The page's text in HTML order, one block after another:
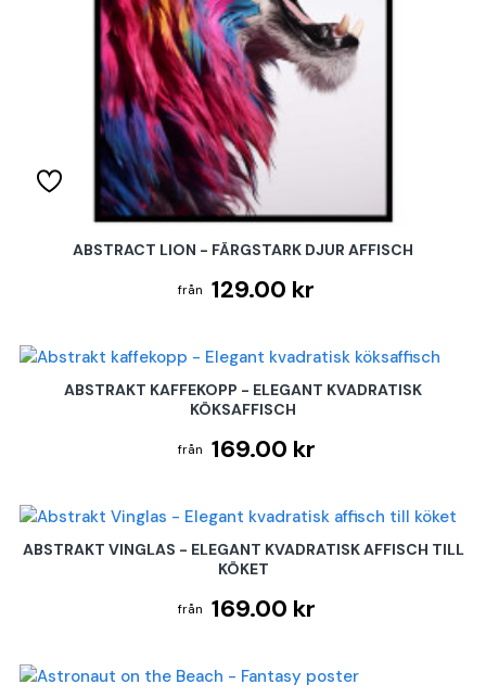
ABSTRACT LION - FÄRGSTARK DJUR AFFISCH
129.00 kr
ABSTRAKT KAFFEKOPP - ELEGANT KVADRATISK
KÖKSAFFISCH
169.00 kr
ABSTRAKT VINGLAS - ELEGANT KVADRATISK AFFISCH TILL
KÖKET
169.00 kr